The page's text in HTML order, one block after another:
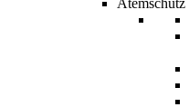
Atemschutz